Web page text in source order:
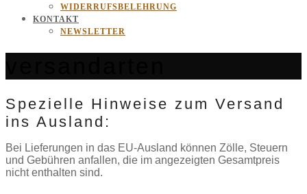
WIDERRUFSBELEHRUNG
KONTAKT
NEWSLETTER
Spezielle Hinweise zum Versand
ins Ausland:
Bei Lieferungen in das EU-Ausland können Zölle, Steuern
und Gebühren anfallen, die im angezeigten Gesamtpreis
nicht enthalten sind.